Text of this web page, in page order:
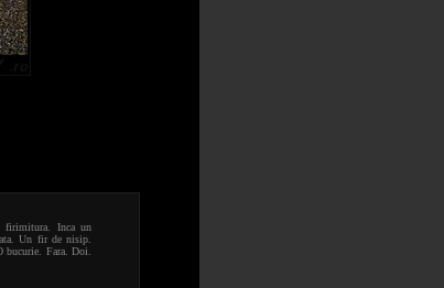
firimitura. Inca un
Un fir de nisip.
bucurie. Fara. Doi.